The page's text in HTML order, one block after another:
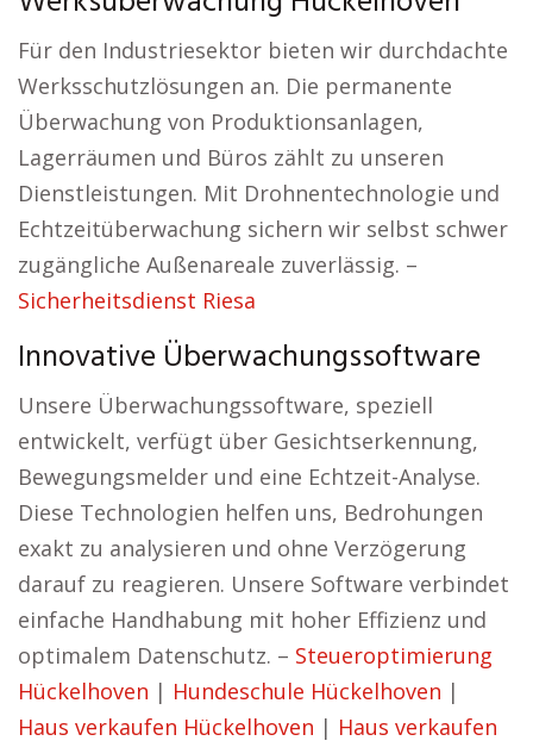
Für den Industriesektor bieten wir durchdachte
Werksschutzlösungen an. Die permanente
Überwachung von Produktionsanlagen,
Lagerräumen und Büros zählt zu unseren
Dienstleistungen. Mit Drohnentechnologie und
Echtzeitüberwachung sichern wir selbst schwer
zugängliche Außenareale zuverlässig. –
Sicherheitsdienst Riesa
Innovative Überwachungssoftware
Unsere Überwachungssoftware, speziell
entwickelt, verfügt über Gesichtserkennung,
Bewegungsmelder und eine Echtzeit-Analyse.
Diese Technologien helfen uns, Bedrohungen
exakt zu analysieren und ohne Verzögerung
darauf zu reagieren. Unsere Software verbindet
einfache Handhabung mit hoher Effizienz und
optimalem Datenschutz. – Steueroptimierung
Hückelhoven | Hundeschule Hückelhoven |
Haus verkaufen Hückelhoven | Haus verkaufen